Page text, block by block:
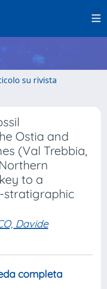
su rivista
Ostia and
(Val Trebbia,
to a
stratigraphic
Davide
completa